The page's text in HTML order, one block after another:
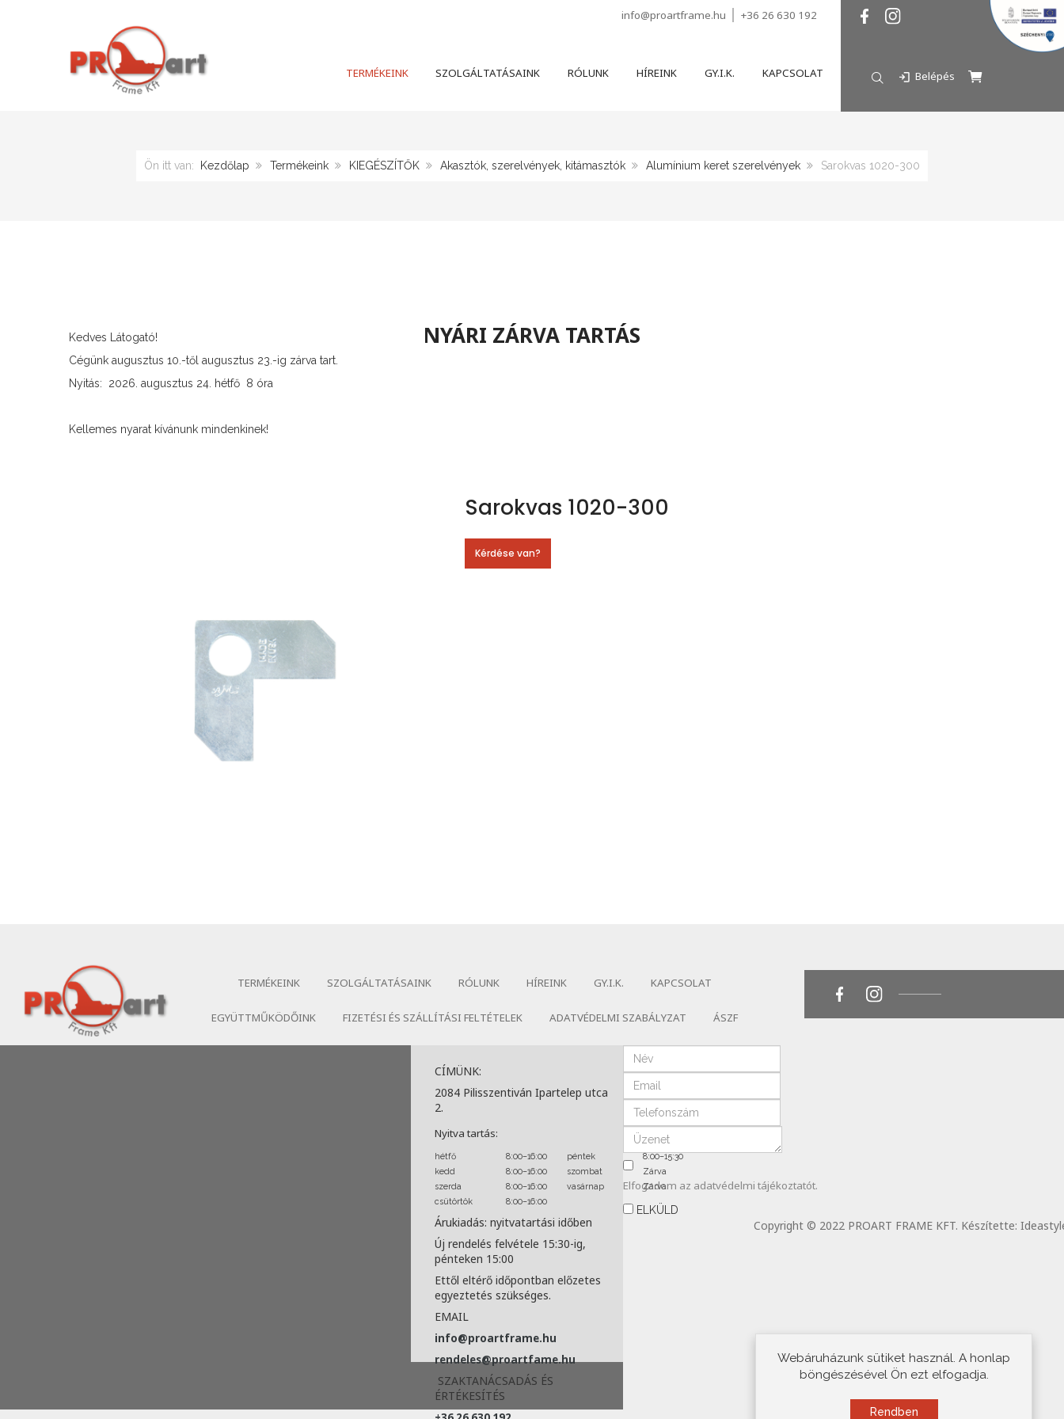
info@proartframe.hu +36 26 630 192
TERMÉKEINK SZOLGÁLTATÁSAINK RÓLUNK HÍREINK GY.I.K. KAPCSOLAT Belépés
Ön itt van: Kezdőlap Termékeink KIEGÉSZÍTŐK Akasztók, szerelvények, kitámasztók Alumínium keret szerelvények Sarokvas 1020-300
NYÁRI ZÁRVA TARTÁS
Kedves Látogató!
Cégünk augusztus 10.-től augusztus 23.-ig zárva tart.
Nyitás: 2026. augusztus 24. hétfő 8 óra
Kellemes nyarat kívánunk mindenkinek!
Sarokvas 1020-300
Kérdése van?
TERMÉKEINK SZOLGÁLTATÁSAINK RÓLUNK HÍREINK GY.I.K. KAPCSOLAT
EGYÜTTMŰKÖDŐINK FIZETÉSI ÉS SZÁLLÍTÁSI FELTÉTELEK ADATVÉDELMI SZABÁLYZAT ÁSZF
CÍMÜNK:
2084 Pilisszentiván Ipartelep utca
2.
Nyitva tartás:
hétfő 8:00–16:00 péntek
8:00–15:30
kedd
8:00–16:00 szombat
Zárva
szerda
8:00–16:00 vasárnap
Zárva
csütörtök
8:00–16:00
Árukiadás: nyitvatartási időben
Új rendelés felvétele 15:30-ig,
pénteken 15:00
Ettől eltérő időpontban előzetes
egyeztetés szükséges.
EMAIL
info@proartframe.hu
rendeles@proartfame.hu
SZAKTANÁCSADÁS ÉS
ÉRTÉKESÍTÉS
Elfogadom az adatvédelmi tájékoztatót.
ELKÜLD
Copyright © 2022 PROART FRAME KFT. Készítette:
Webáruházunk sütiket használ. A honlap
böngészésével Ön ezt elfogadja.
Rendben